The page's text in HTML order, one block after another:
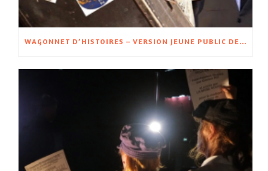
WAGONNET D’HISTOIRES – VERSION JEUNE PUBLIC DE WAGON D’HISTOIRES – À PARTIR DE 5 ANS